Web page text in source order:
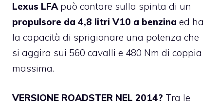
Lexus LFApuò contare sulla spinta di un
propulsore da 4,8 litri V10 a benzina ed ha
la capacità di sprigionare una potenza che
si aggira sui 560 cavalli e 480 Nm di coppia
massima.
VERSIONE ROADSTER NEL 2014? Tra le